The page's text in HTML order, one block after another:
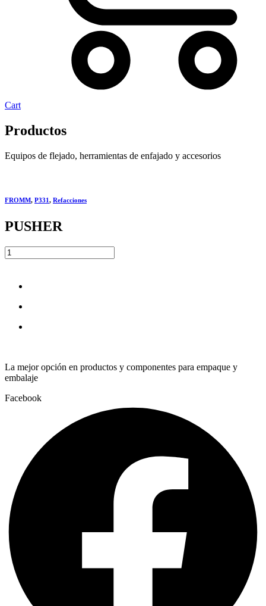
Cart
Productos
Equipos de flejado, herramientas de enfajado y accesorios
FROMM, P331, Refacciones
PUSHER
PUSHER
quantity
La mejor opción en productos y componentes para empaque y
embalaje
Facebook